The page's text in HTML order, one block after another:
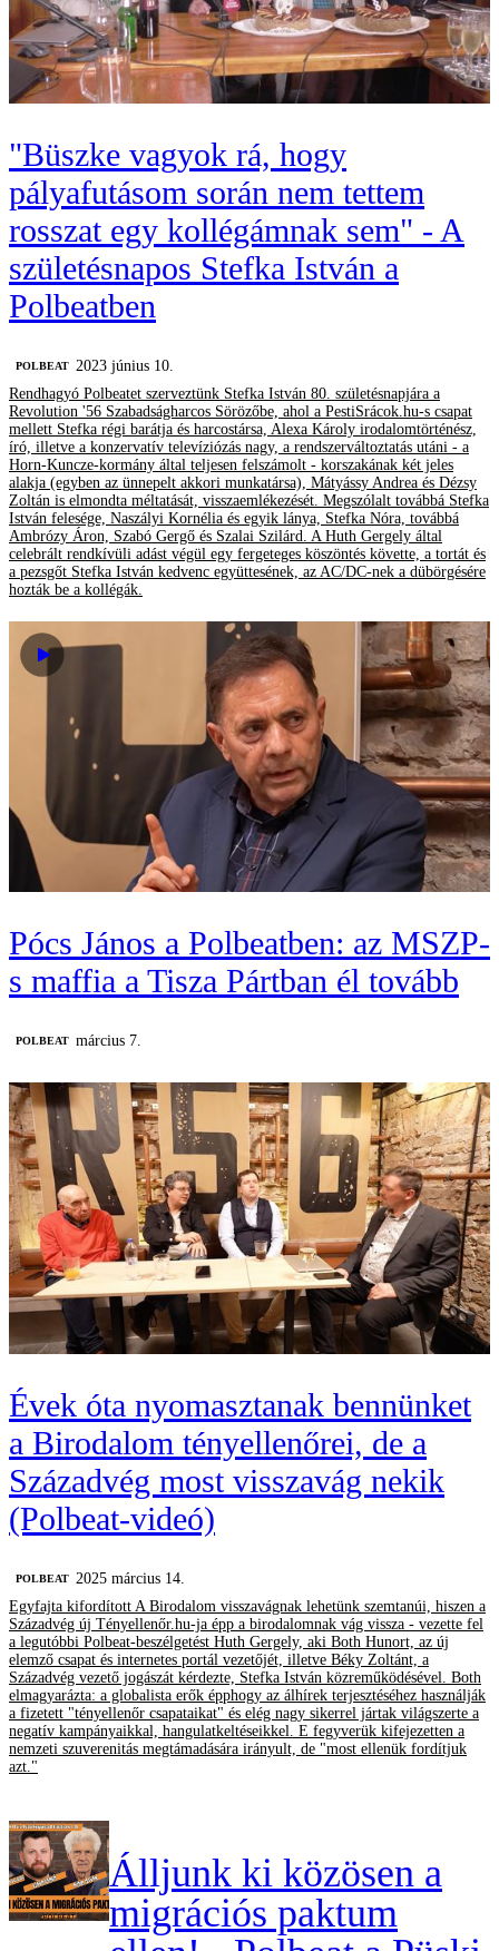
"Büszke vagyok rá, hogy
pályafutásom során nem tettem
rosszat egy kollégámnak sem" - A
születésnapos Stefka István a
Polbeatben
‎POLBEAT
2023 június 10.
Rendhagyó Polbeatet szerveztünk Stefka István 80. születésnapjára a
Revolution '56 Szabadságharcos Sörözőbe, ahol a PestiSrácok.hu-s csapat
mellett Stefka régi barátja és harcostársa, Alexa Károly irodalomtörténész,
író, illetve a konzervatív televíziózás nagy, a rendszerváltoztatás utáni - a
Horn-Kuncze-kormány által teljesen felszámolt - korszakának két jeles
alakja (egyben az ünnepelt akkori munkatársa), Mátyássy Andrea és Dézsy
Zoltán is elmondta méltatását, visszaemlékezését. Megszólalt továbbá Stefka
István felesége, Naszályi Kornélia és egyik lánya, Stefka Nóra, továbbá
Ambrózy Áron, Szabó Gergő és Szalai Szilárd. A Huth Gergely által
celebrált rendkívüli adást végül egy fergeteges köszöntés követte, a tortát és
a pezsgőt Stefka István kedvenc együttesének, az AC/DC-nek a dübörgésére
hozták be a kollégák.
Pócs János a Polbeatben: az MSZP-
s maffia a Tisza Pártban él tovább
‎POLBEAT március 7.
Évek óta nyomasztanak bennünket
a Birodalom tényellenőrei, de a
Századvég most visszavág nekik
(Polbeat-videó)
‎POLBEAT
2025 március 14.
Egyfajta kifordított A Birodalom visszavágnak lehetünk szemtanúi, hiszen a
Századvég új Tényellenőr.hu-ja épp a birodalomnak vág vissza - vezette fel
a legutóbbi Polbeat-beszélgetést Huth Gergely, aki Both Hunort, az új
elemző csapat és internetes portál vezetőjét, illetve Béky Zoltánt, a
Századvég vezető jogászát kérdezte, Stefka István közreműködésével. Both
elmagyarázta: a globalista erők épphogy az álhírek terjesztéséhez használják
a fizetett "tényellenőr csapataikat" és elég nagy sikerrel jártak világszerte a
negatív kampányaikkal, hangulatkeltéseikkel. E fegyverük kifejezetten a
nemzeti szuverenitás megtámadására irányult, de "most ellenük fordítjuk
azt."
Álljunk ki közösen a
migrációs paktum